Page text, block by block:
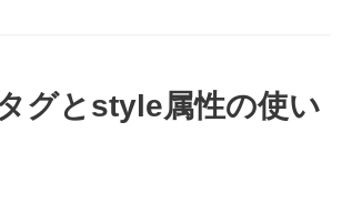
グとstyle属性の使い